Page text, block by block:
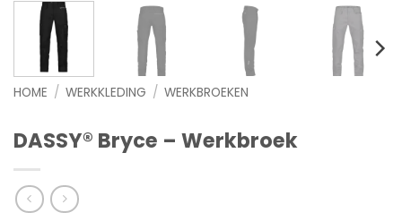
HOME / WERKKLEDING / WERKBROEKEN
DASSY® Bryce – Werkbroek